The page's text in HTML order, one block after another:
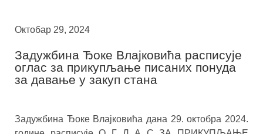
Октобар 29, 2024
Задужбина Ђоке Влајковића расписује
оглас за прикупљање писаних понуда
за давање у закуп стана
Задужбина Ђоке Влајковића дана 29. октобра 2024.